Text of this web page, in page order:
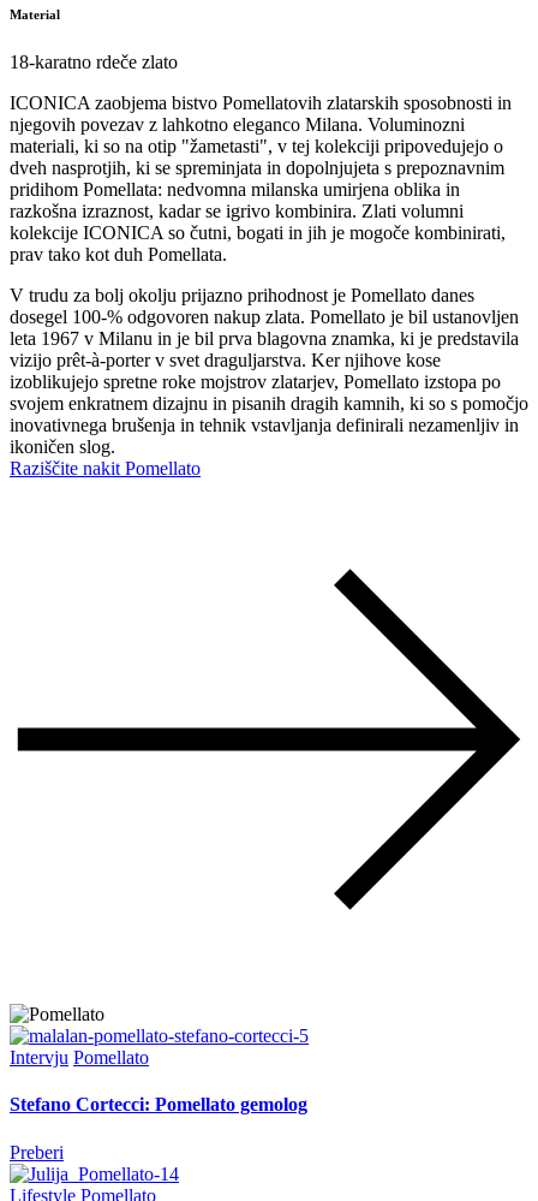
Material
18-karatno rdeče zlato
ICONICA zaobjema bistvo Pomellatovih zlatarskih sposobnosti in
njegovih povezav z lahkotno eleganco Milana. Voluminozni
materiali, ki so na otip "žametasti", v tej kolekciji pripovedujejo o
dveh nasprotjih, ki se spreminjata in dopolnjujeta s prepoznavnim
pridihom Pomellata: nedvomna milanska umirjena oblika in
razkošna izraznost, kadar se igrivo kombinira. Zlati volumni
kolekcije ICONICA so čutni, bogati in jih je mogoče kombinirati,
prav tako kot duh Pomellata.
V trudu za bolj okolju prijazno prihodnost je Pomellato danes
dosegel 100-% odgovoren nakup zlata. Pomellato je bil ustanovljen
leta 1967 v Milanu in je bil prva blagovna znamka, ki je predstavila
vizijo prêt-à-porter v svet draguljarstva. Ker njihove kose
izoblikujejo spretne roke mojstrov zlatarjev, Pomellato izstopa po
svojem enkratnem dizajnu in pisanih dragih kamnih, ki so s pomočjo
inovativnega brušenja in tehnik vstavljanja definirali nezamenljiv in
ikoničen slog.
Raziščite nakit Pomellato
Intervju Pomellato
Stefano Cortecci: Pomellato gemolog
Preberi
Lifestyle Pomellato